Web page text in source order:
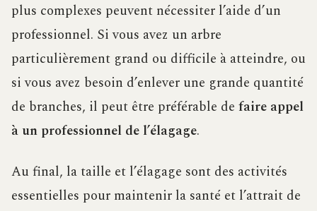
plus complexes peuvent nécessiter l’aide d’un
professionnel. Si vous avez un arbre
particulièrement grand ou difficile à atteindre, ou
si vous avez besoin d’enlever une grande quantité
de branches, il peut être préférable de faire appel
à un professionnel de l’élagage.
Au final, la taille et l’élagage sont des activités
essentielles pour maintenir la santé et l’attrait de